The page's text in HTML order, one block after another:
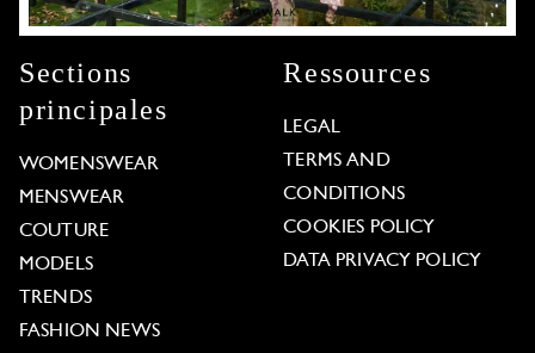
Sections
principales
WOMENSWEAR
MENSWEAR
COUTURE
MODELS
TRENDS
FASHION NEWS
Ressources
LEGAL
TERMS AND
CONDITIONS
COOKIES POLICY
DATA PRIVACY POLICY